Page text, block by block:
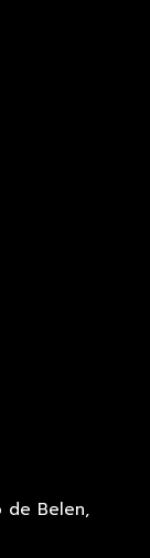
de Belen,